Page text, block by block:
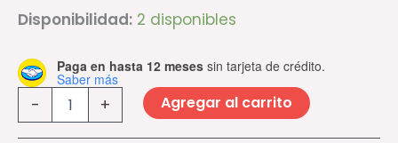
Disponibilidad: 2 disponibles
Paga en hasta 12 meses sin tarjeta de crédito.
Saber más
- + Agregar al carrito